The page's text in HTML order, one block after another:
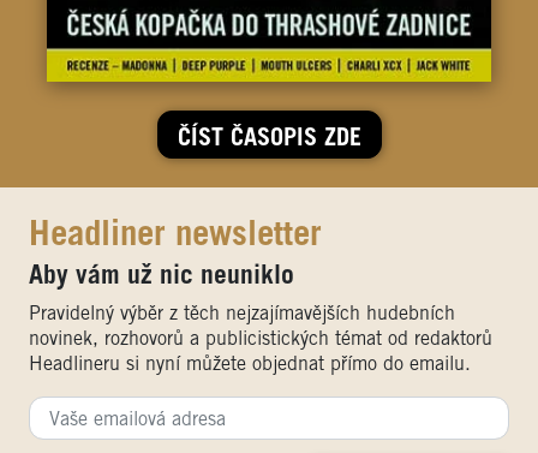
ČÍST ČASOPIS ZDE
Headliner newsletter
Aby vám už nic neuniklo
Pravidelný výběr z těch nejzajímavějších hudebních
novinek, rozhovorů a publicistických témat od redaktorů
Headlineru si nyní můžete objednat přímo do emailu.